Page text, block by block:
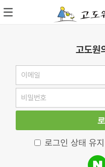
고도원
로그인 상태 유지